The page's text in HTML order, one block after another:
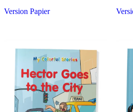
Version Papier